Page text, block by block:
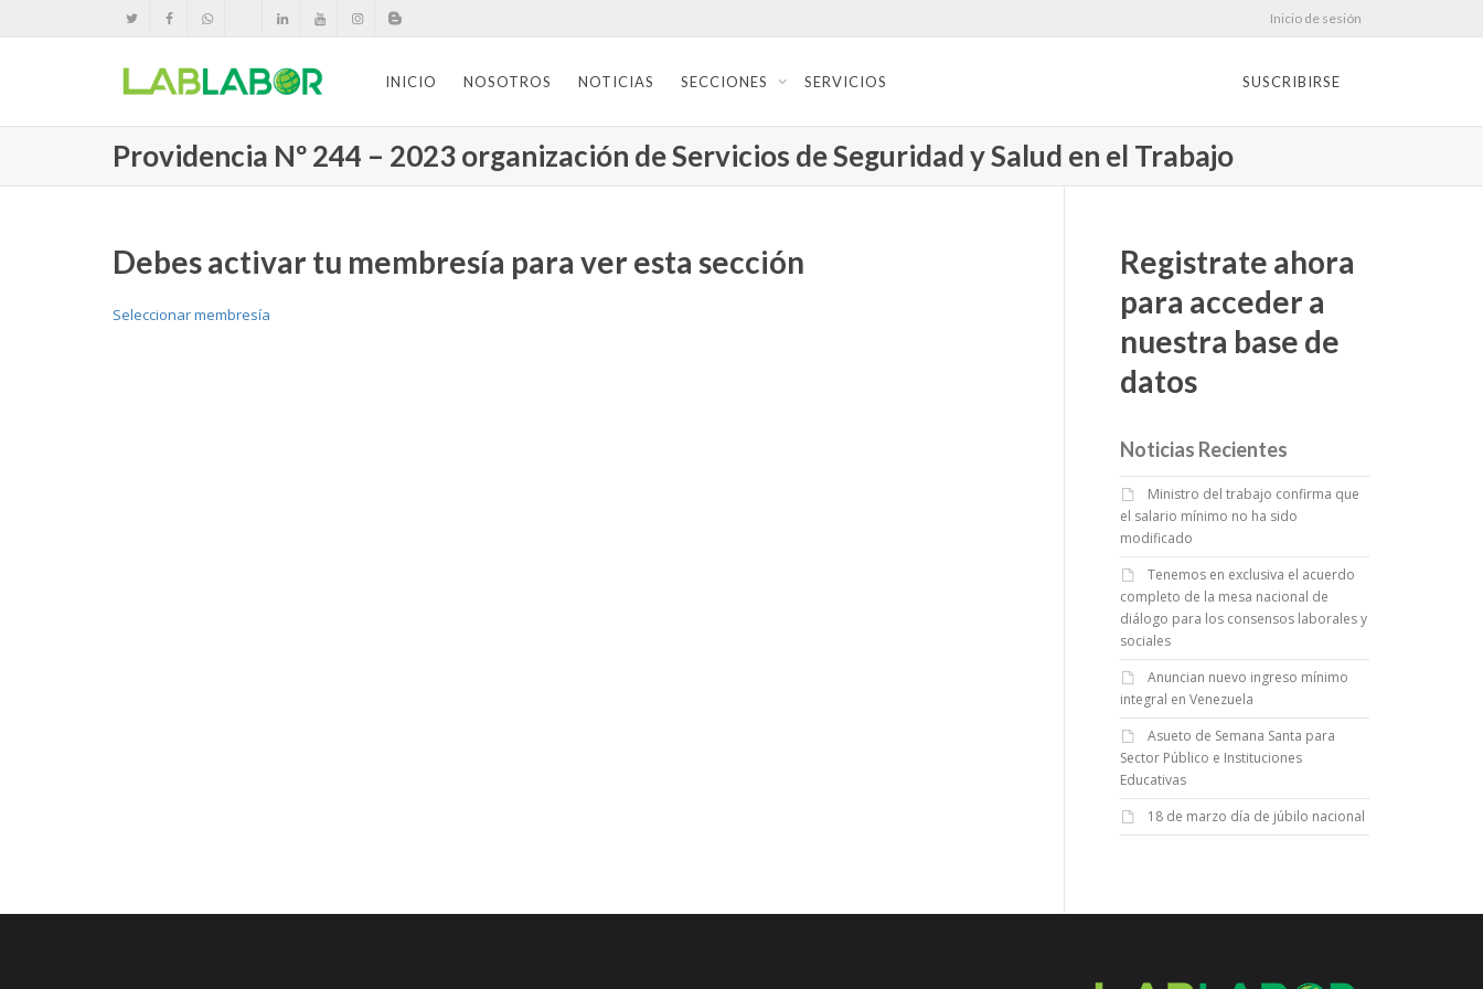
Inicio de sesión
INICIO NOSOTROS NOTICIAS SECCIONES SERVICIOS SUSCRIBIRSE
Providencia Nº 244 – 2023 organización de Servicios de Seguridad y Salud en el Trabajo
Debes activar tu membresía para ver esta sección
Seleccionar membresía
Registrate ahora
para acceder a
nuestra base de
datos
Noticias Recientes
Ministro del trabajo confirma que
el salario mínimo no ha sido
modificado
Tenemos en exclusiva el acuerdo
completo de la mesa nacional de
diálogo para los consensos laborales y
sociales
Anuncian nuevo ingreso mínimo
integral en Venezuela
Asueto de Semana Santa para
Sector Público e Instituciones
Educativas
18 de marzo día de júbilo nacional